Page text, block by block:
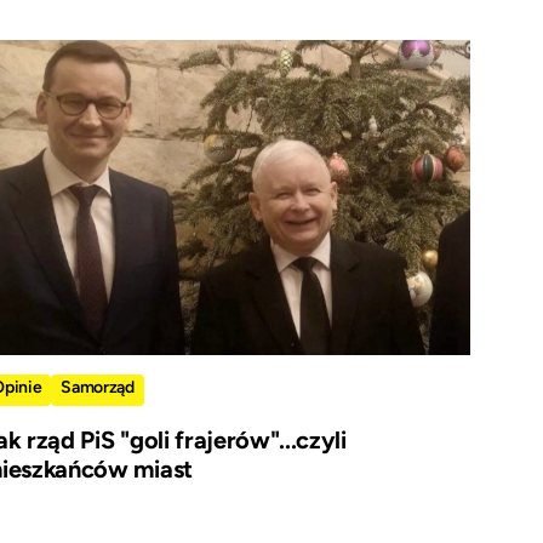
Samorząd
rząd PiS "goli frajerów"...czyli
miast